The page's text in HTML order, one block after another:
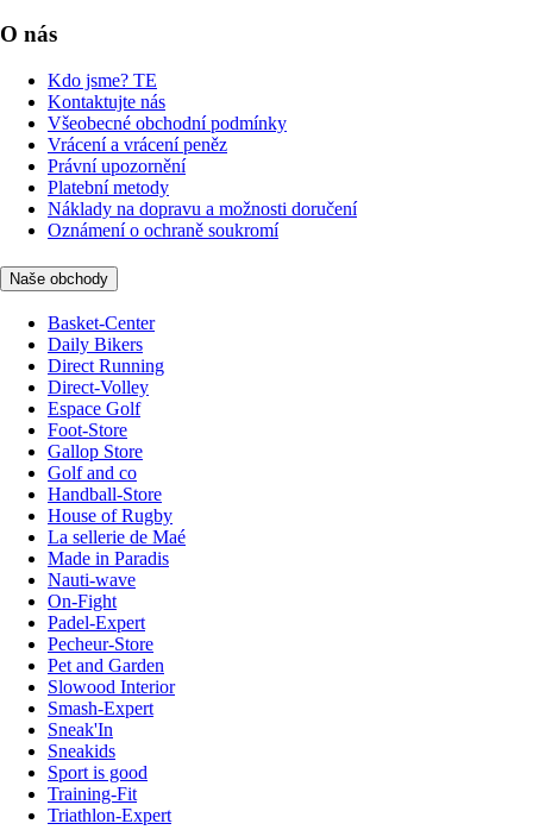
O nás
Kdo jsme? TE
Kontaktujte nás
Všeobecné obchodní podmínky
Vrácení a vrácení peněz
Právní upozornění
Platební metody
Náklady na dopravu a možnosti doručení
Oznámení o ochraně soukromí
Naše obchody
Basket-Center
Daily Bikers
Direct Running
Direct-Volley
Espace Golf
Foot-Store
Gallop Store
Golf and co
Handball-Store
House of Rugby
La sellerie de Maé
Made in Paradis
Nauti-wave
On-Fight
Padel-Expert
Pecheur-Store
Pet and Garden
Slowood Interior
Smash-Expert
Sneak'In
Sneakids
Sport is good
Training-Fit
Triathlon-Expert